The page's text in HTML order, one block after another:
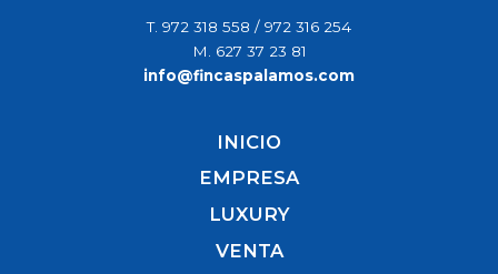
T. 972 318 558 / 972 316 254
M. 627 37 23 81
info@fincaspalamos.com
INICIO
EMPRESA
LUXURY
VENTA